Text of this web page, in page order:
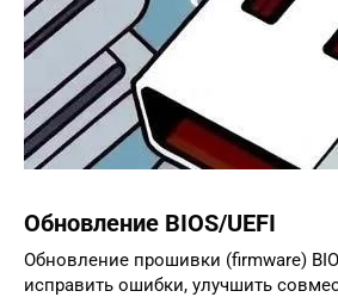
Обновление BIOS/UEFI
Обновление прошивки (firmware)
исправить ошибки, улучшить